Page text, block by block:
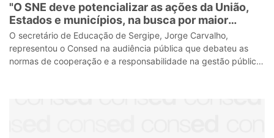
"O SNE deve potencializar as ações da União,
Estados e municípios, na busca por maior
eficácia dos resultados educacionais", definiu
Jorge Carvalho
O secretário de Educação de Sergipe, Jorge Carvalho,
representou o Consed na audiência pública que debateu as
normas de cooperação e a responsabilidade na gestão pública